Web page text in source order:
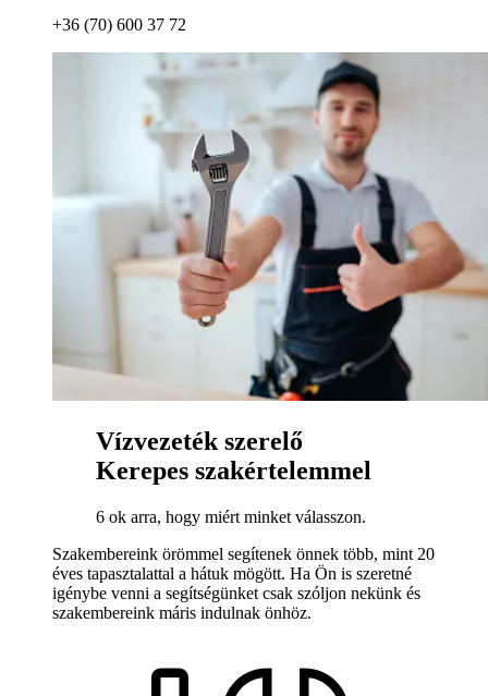
+36 (70) 600 37 72
Vízvezeték szerelő
Kerepes szakértelemmel
6 ok arra, hogy miért minket válasszon.
Szakembereink örömmel segítenek önnek több, mint 20
éves tapasztalattal a hátuk mögött. Ha Ön is szeretné
igénybe venni a segítségünket csak szóljon nekünk és
szakembereink máris indulnak önhöz.